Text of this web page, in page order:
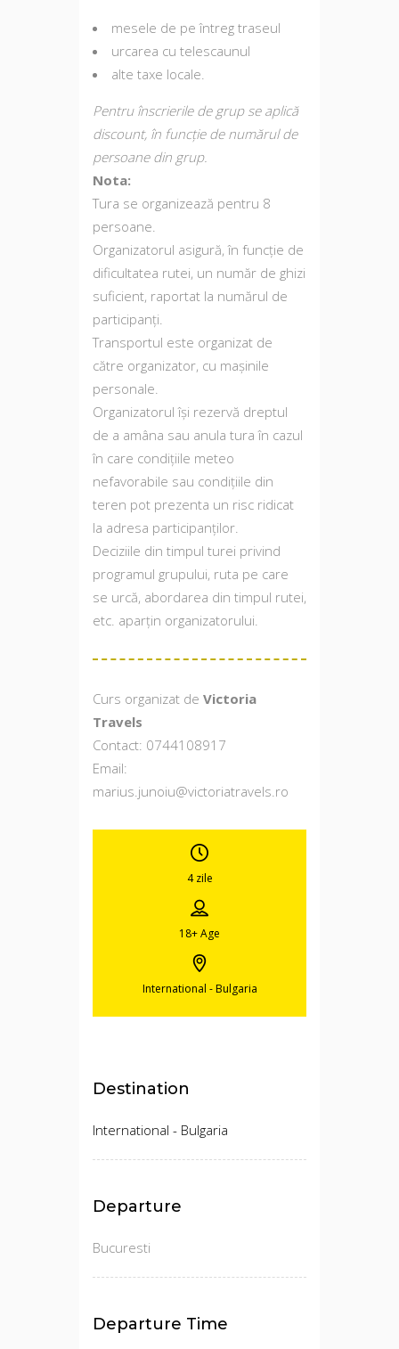
mesele de pe întreg traseul
urcarea cu telescaunul
alte taxe locale.
Pentru înscrierile de grup se aplică
discount, în funcție de numărul de
persoane din grup.
Nota:
Tura se organizează pentru 8
persoane.
Organizatorul asigură, în funcție de
dificultatea rutei, un număr de ghizi
suficient, raportat la numărul de
participanți.
Transportul este organizat de
către organizator, cu mașinile
personale.
Organizatorul își rezervă dreptul
de a amâna sau anula tura în cazul
în care condițiile meteo
nefavorabile sau condițiile din
teren pot prezenta un risc ridicat
la adresa participanților.
Deciziile din timpul turei privind
programul grupului, ruta pe care
se urcă, abordarea din timpul rutei,
etc. aparțin organizatorului.
Curs organizat de Victoria
Travels
Contact: 0744108917
Email:
marius.junoiu@victoriatravels.ro
4 zile
18+Age
International - Bulgaria
Destination
International - Bulgaria
Departure
Bucuresti
Departure Time